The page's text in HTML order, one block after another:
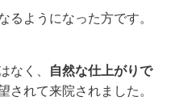
るようになった方です。
なく、
自然な仕上がりで
されて来院されました。